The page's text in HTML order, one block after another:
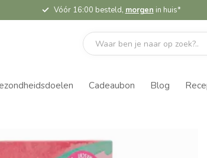
Vóór 16:00 besteld, morgen in huis*
Cadeaubon Blog